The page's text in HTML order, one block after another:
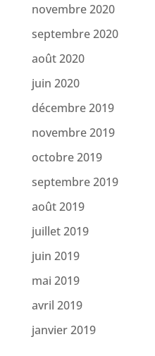
novembre 2020
septembre 2020
août 2020
juin 2020
décembre 2019
novembre 2019
octobre 2019
septembre 2019
août 2019
juillet 2019
juin 2019
mai 2019
avril 2019
janvier 2019